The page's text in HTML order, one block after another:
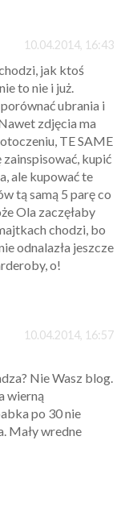
10.04.2014, 16:43
jak ktoś
to nie i już.
ubrania i
zdjęcia ma
TE SAME
zainspisować, kupić
ale kupować te
tą samą 5 parę co
Ola zaczęłaby
chodzi, bo
odnalazła jeszcze
o!
10.04.2014, 16:57
Nie Wasz blog.
wierną
po 30 nie
Mały wredne